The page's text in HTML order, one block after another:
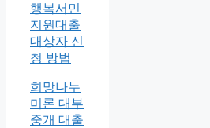
행복서민
지원대출
대상자 신
청 방법
희망나누
미론 대부
중개 대출